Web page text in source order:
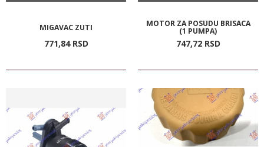
MIGAVAC ZUTI
771,84 RSD
MOTOR ZA POSUDU BRISACA
(1 PUMPA)
747,72 RSD